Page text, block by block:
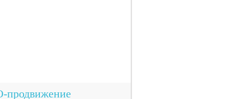
продвижение